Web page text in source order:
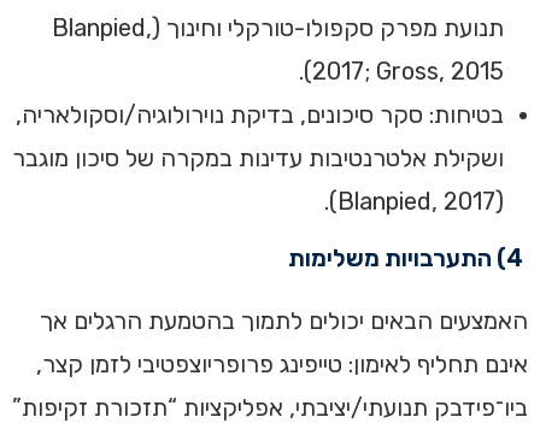
תנועת מפרק סקפולו-טורקלי וחינוך (Blanpied,
2017; Gross, 2015).
בטיחות: סקר סיכונים, בדיקת נוירולוגיה/וסקולאריה,
ושקילת אלטרנטיבות עדינות במקרה של סיכון מוגבר
(Blanpied, 2017).
האמצעים הבאים יכולים לתמוך בהטמעת הרגלים אך
אינם תחליף לאימון: טייפינג פרופריוצפטיבי לזמן קצר,
ביו־פידבק תנועתי/יציבתי, אפליקציות “תזכורת זקיפות”